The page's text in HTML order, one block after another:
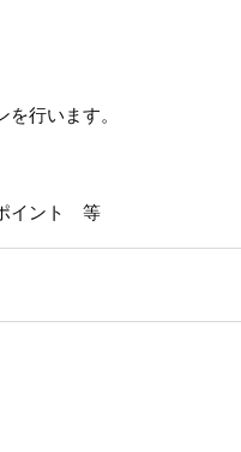
行います。
イント 等